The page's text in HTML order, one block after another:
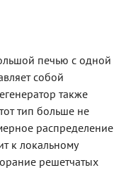
печью с одной
собой
также
тип больше не
распределение
к локальному
решетчатых